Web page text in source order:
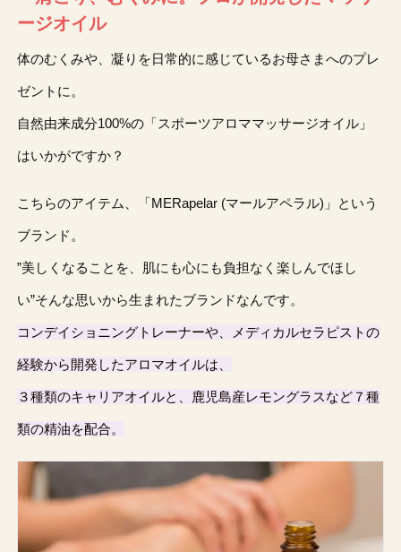
ージオイル
体のむくみや、凝りを日常的に感じているお母さまへのプレ
ゼントに。
自然由来成分100%の「スポーツアロママッサージオイル」
はいかがですか？
こちらのアイテム、「MERapelar (マールアペラル)」という
ブランド。
”美しくなることを、肌にも心にも負担なく楽しんでほし
い”そんな思いから生まれたブランドなんです。
コンデイショニングトレーナーや、メディカルセラピストの
経験から開発したアロマオイルは、
３種類のキャリアオイルと、鹿児島産レモングラスなど７種
類の精油を配合。